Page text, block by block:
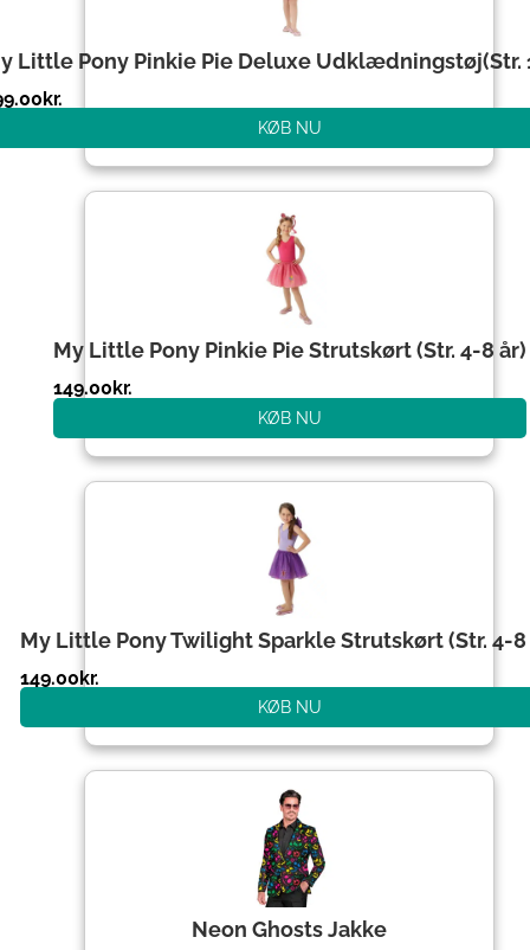
Little Pony Pinkie Pie Deluxe Udklædningstøj(Str.
kr.
KØB NU
My Little Pony Pinkie Pie Strutskørt (Str. 4-8 år)
149.00kr.
KØB NU
My Little Pony Twilight Sparkle Strutskørt (Str. 4-8
149.00kr.
KØB NU
Neon Ghosts Jakke